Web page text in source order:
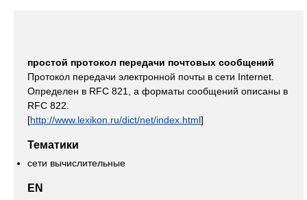
простой протокол передачи почтовых сообщений
Протокол передачи электронной почты в сети Internet.
Определен в RFC 821, а форматы сообщений описаны в
RFC 822.
[http://www.lexikon.ru/dict/net/index.html]
Тематики
сети вычислительные
EN